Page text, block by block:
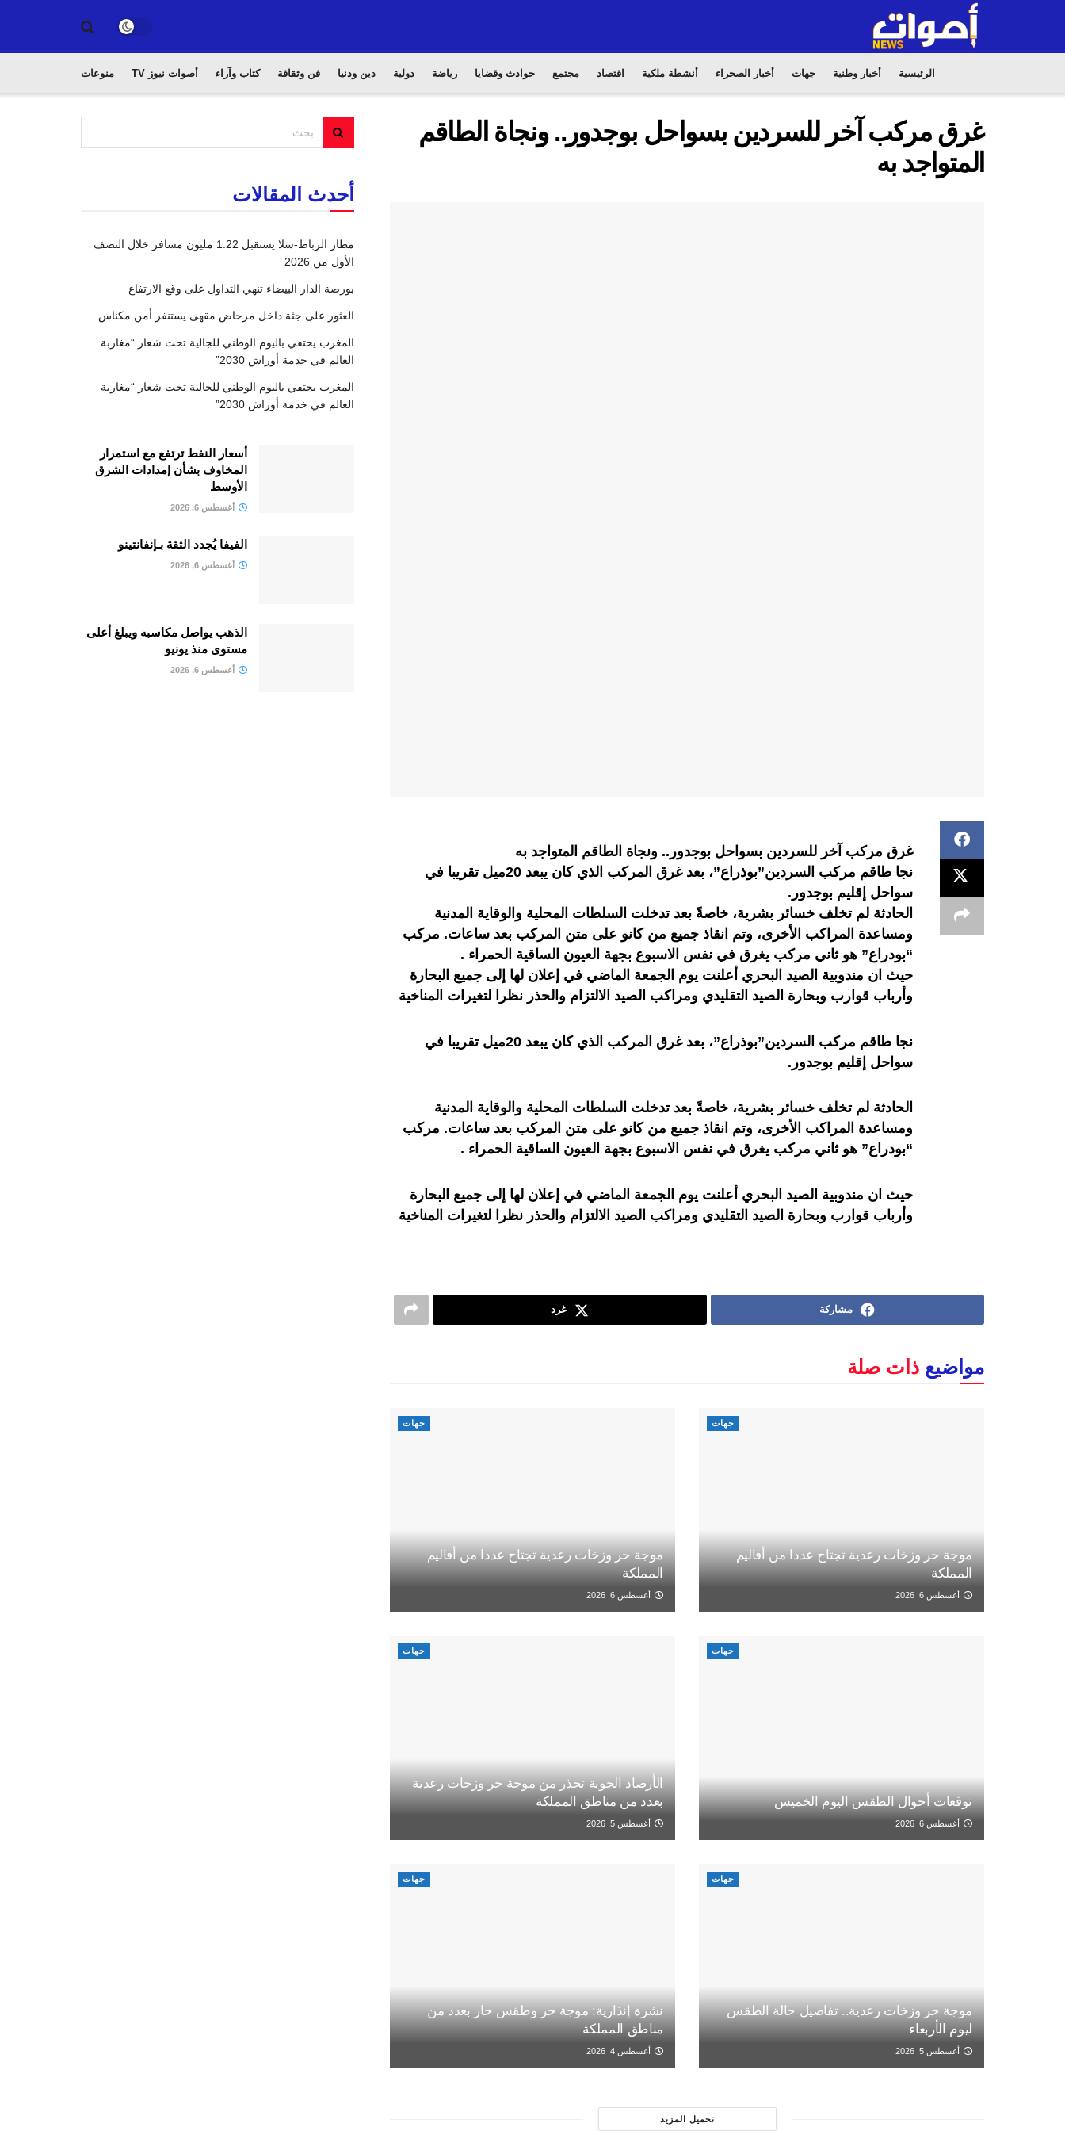
الرئيسية أخبار وطنية جهات أخبار الصحراء أنشطة ملكية اقتصاد مجتمع حوادث وقضايا رياضة دولية دين ودنيا فن وثقافة كتاب وآراء أصوات نيوز TV منوعات
غرق مركب آخر للسردين بسواحل بوجدور.. ونجاة الطاقم
المتواجد به
غرق مركب آخر للسردين بسواحل بوجدور.. ونجاة الطاقم المتواجد به
نجا طاقم مركب السردين”بوذراع”، بعد غرق المركب الذي كان يبعد 20ميل تقريبا في
سواحل إقليم بوجدور.
الحادثة لم تخلف خسائر بشرية، خاصةً بعد تدخلت السلطات المحلية والوقاية المدنية
ومساعدة المراكب الأخرى، وتم انقاذ جميع من كانو على متن المركب بعد ساعات. مركب
“بودراع” هو ثاني مركب يغرق في نفس الاسبوع بجهة العيون الساقية الحمراء .
حيث ان مندوبية الصيد البحري أعلنت يوم الجمعة الماضي في إعلان لها إلى جميع البحارة
وأرباب قوارب وبحارة الصيد التقليدي ومراكب الصيد الالتزام والحذر نظرا لتغيرات المناخية
نجا طاقم مركب السردين”بوذراع”، بعد غرق المركب الذي كان يبعد 20ميل تقريبا في
سواحل إقليم بوجدور.
الحادثة لم تخلف خسائر بشرية، خاصةً بعد تدخلت السلطات المحلية والوقاية المدنية
ومساعدة المراكب الأخرى، وتم انقاذ جميع من كانو على متن المركب بعد ساعات. مركب
“بودراع” هو ثاني مركب يغرق في نفس الاسبوع بجهة العيون الساقية الحمراء .
حيث ان مندوبية الصيد البحري أعلنت يوم الجمعة الماضي في إعلان لها إلى جميع البحارة
وأرباب قوارب وبحارة الصيد التقليدي ومراكب الصيد الالتزام والحذر نظرا لتغيرات المناخية
مشاركة غرد
مواضيع ذات صلة
جهات
موجة حر وزخات رعدية تجتاح عددا من أقاليم
المملكة
أغسطس 6, 2026
جهات
موجة حر وزخات رعدية تجتاح عددا من أقاليم
المملكة
أغسطس 6, 2026
جهات
توقعات أحوال الطقس اليوم الخميس
أغسطس 6, 2026
جهات
الأرصاد الجوية تحذر من موجة حر وزخات رعدية
بعدد من مناطق المملكة
أغسطس 5, 2026
جهات
موجة حر وزخات رعدية.. تفاصيل حالة الطقس
ليوم الأربعاء
أغسطس 5, 2026
جهات
نشرة إنذارية: موجة حر وطقس حار بعدد من
مناطق المملكة
أغسطس 4, 2026
تحميل المزيد
أحدث المقالات
مطار الرباط-سلا يستقبل 1.22 مليون مسافر خلال النصف
الأول من 2026
بورصة الدار البيضاء تنهي التداول على وقع الارتفاع
العثور على جثة داخل مرحاض مقهى يستنفر أمن مكناس
المغرب يحتفي باليوم الوطني للجالية تحت شعار “مغاربة
العالم في خدمة أوراش 2030”
المغرب يحتفي باليوم الوطني للجالية تحت شعار “مغاربة
العالم في خدمة أوراش 2030”
أسعار النفط ترتفع مع استمرار
المخاوف بشأن إمدادات الشرق
الأوسط
أغسطس 6, 2026
الفيفا يُجدد الثقة بـإنفانتينو
أغسطس 6, 2026
الذهب يواصل مكاسبه ويبلغ أعلى
مستوى منذ يونيو
أغسطس 6, 2026